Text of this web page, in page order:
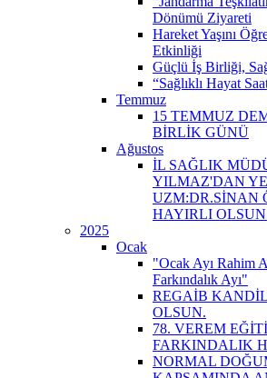
Dönümü Ziyareti
Hareket Yaşını
Etkinliği
Güçlü İş Birliği,
“Sağlıklı Hayat
Temmuz
15 TEMMUZ
BİRLİK GÜNÜ
Ağustos
İL SAĞLIK
YILMAZ'DAN
UZM:DR.SİNAN
HAYIRLI
2025
Ocak
"Ocak Ayı Rahim
Farkındalık Ayı"
REGAİB
OLSUN.
78. VEREM
FARKINDALIK
NORMAL